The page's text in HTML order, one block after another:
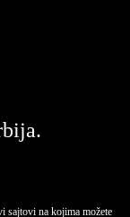
sajtovi na kojima možete